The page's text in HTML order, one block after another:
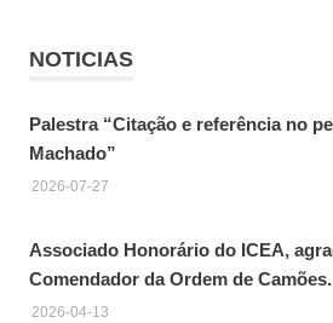
NOTICIAS
Palestra “Citação e referência no
Machado”
2026-07-27
Associado Honorário do ICEA,
Comendador da Ordem de Camões.
2026-04-13